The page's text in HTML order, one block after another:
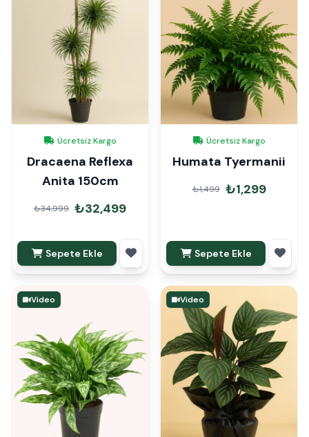
Ücretsiz Kargo
Dracaena Reflexa
Anita 150cm
₺34,999 ₺32,499
Sepete Ekle
Ücretsiz Kargo
Humata Tyermanii
₺1,499 ₺1,299
Sepete Ekle
Video Video